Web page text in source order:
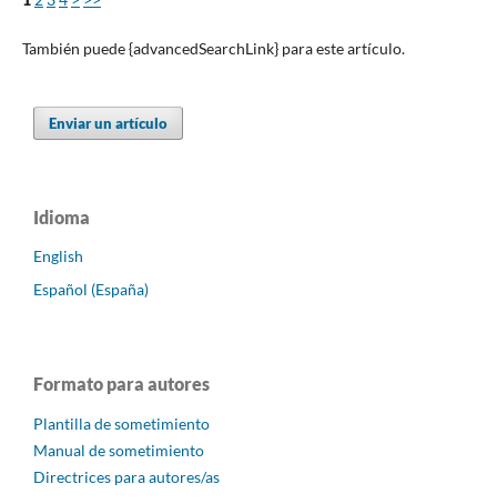
También puede {advancedSearchLink} para este artículo.
Enviar un artículo
Idioma
English
Español (España)
Formato para autores
Plantilla de sometimiento
Manual de sometimiento
Directrices para autores/as